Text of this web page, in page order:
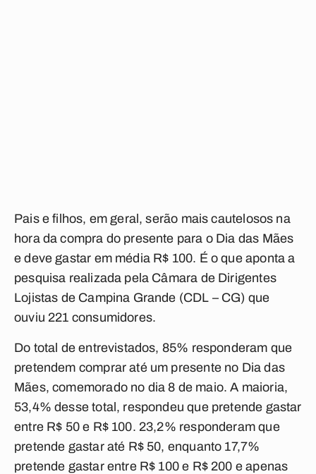
Pais e filhos, em geral, serão mais cautelosos na
hora da compra do presente para o Dia das Mães
e deve gastar em média R$ 100. É o que aponta a
pesquisa realizada pela Câmara de Dirigentes
Lojistas de Campina Grande (CDL – CG) que
ouviu 221 consumidores.
Do total de entrevistados, 85% responderam que
pretendem comprar até um presente no Dia das
Mães, comemorado no dia 8 de maio. A maioria,
53,4% desse total, respondeu que pretende gastar
entre R$ 50 e R$ 100. 23,2% responderam que
pretende gastar até R$ 50, enquanto 17,7%
pretende gastar entre R$ 100 e R$ 200 e apenas